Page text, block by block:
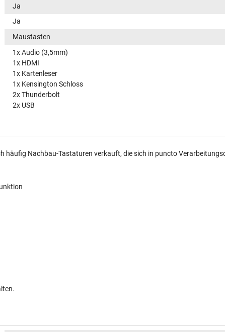
Ja
Ja
Maustasten
1x Audio (3,5mm)
1x HDMI
1x Kartenleser
1x Kensington Schloss
2x Thunderbolt
2x USB
häufig Nachbau-Tastaturen verkauft, die sich in puncto